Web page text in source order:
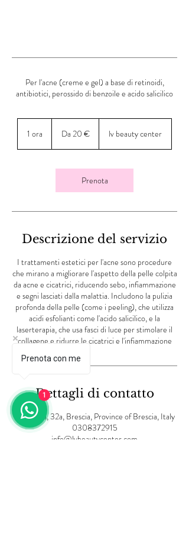
Per l'acne (creme e gel) a base di retinoidi,
antibiotici, perossido di benzoile e acido salicilico
1 ora
euroDa 20 € lv beauty center
Prenota
Descrizione del servizio
I trattamenti estetici per l'acne sono procedure
che mirano a migliorare l'aspetto della pelle colpita
da acne e cicatrici, riducendo sebo, infiammazione
e segni lasciati dalla malattia. Includono la pulizia
profonda della pelle (come i peeling), che utilizza
acidi esfolianti come l'acido salicilico, e la
laserterapia, che usa fasci di luce per stimolare il
collagene e ridurre le cicatrici e l'infiammazione
Dettagli di contatto
Via Creta, 32a, Brescia, Province of Brescia, Italy
0308372915
info@lvbeautycenter.com
Prenota con me
1